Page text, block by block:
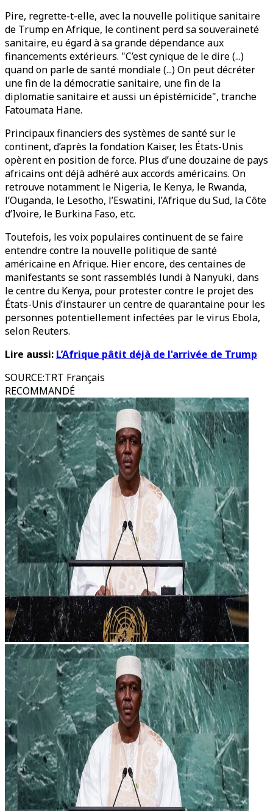
Pire, regrette-t-elle, avec la nouvelle politique sanitaire
de Trump en Afrique, le continent perd sa souveraineté
sanitaire, eu égard à sa grande dépendance aux
financements extérieurs. "C’est cynique de le dire (...)
quand on parle de santé mondiale (...) On peut décréter
une fin de la démocratie sanitaire, une fin de la
diplomatie sanitaire et aussi un épistémicide", tranche
Fatoumata Hane.
Principaux financiers des systèmes de santé sur le
continent, d’après la fondation Kaiser, les États-Unis
opèrent en position de force. Plus d’une douzaine de pays
africains ont déjà adhéré aux accords américains. On
retrouve notamment le Nigeria, le Kenya, le Rwanda,
l’Ouganda, le Lesotho, l’Eswatini, l’Afrique du Sud, la Côte
d’Ivoire, le Burkina Faso, etc.
Toutefois, les voix populaires continuent de se faire
entendre contre la nouvelle politique de santé
américaine en Afrique. Hier encore, des centaines de
manifestants se sont rassemblés lundi à Nanyuki, dans
le centre du Kenya, pour protester contre le projet des
États-Unis d’instaurer un centre de quarantaine pour les
personnes potentiellement infectées par le virus Ebola,
selon Reuters.
Lire aussi: L’Afrique pâtit déjà de l'arrivée de Trump
SOURCE:TRT Français
RECOMMANDÉ